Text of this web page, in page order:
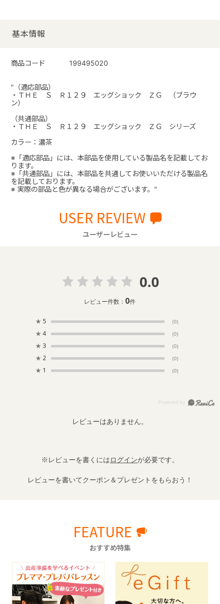
基本情報
商品コード 199495020
"（適応部品）
・ＴＨＥ Ｓ Ｒ１２９ エッグショック ＺＧ （ブラウ
ン）
（共通部品）
・ＴＨＥ Ｓ Ｒ１２９ エッグショック ＺＧ シリーズ
カラー：濃茶
※「適応部品」には、本部品を使用している製品名を記載してお
ります。
※「共通部品」には、本部品を共通してお使いいただける製品名
を記載しております。
※ 実際の部品と色が異なる場合がございます。"
USER REVIEW
ユーザーレビュー
0.0
レビュー件数：0件
★ 5 (0)
★ 4 (0)
★ 3 (0)
★ 2 (0)
★ 1 (0)
レビューはありません。
※レビューを書くにはログインが必要です。
レビューを書いてクーポン＆プレゼントをもらおう！
FEATURE
おすすめ特集